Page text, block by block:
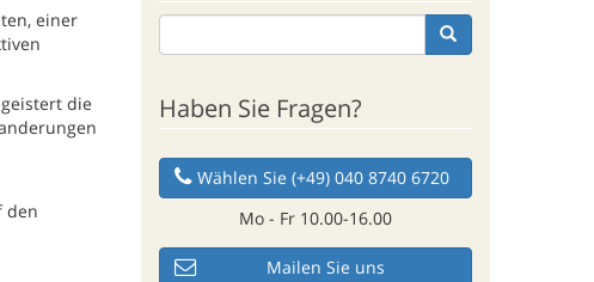
einer
die
den
Haben Sie Fragen?
Wählen Sie (+49) 040 8740 6720
Mo - Fr 10.00-16.00
Mailen Sie uns